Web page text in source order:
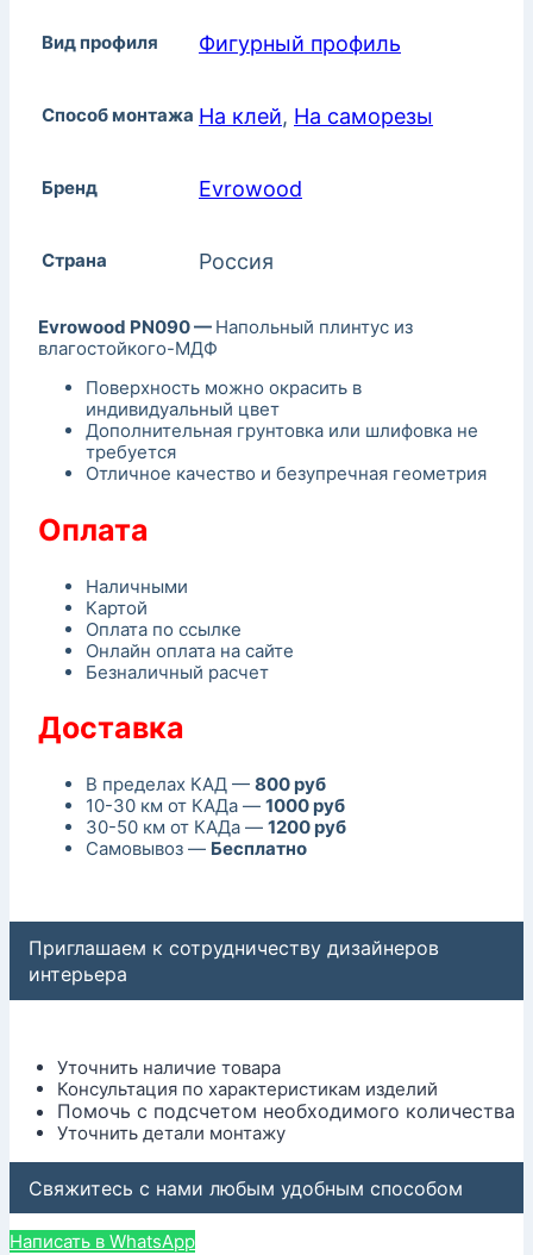
Вид профиля Фигурный профиль
Способ монтажа На клей, На саморезы
Бренд Evrowood
Страна Россия
Evrowood PN090 — Напольный плинтус из
влагостойкого-МДФ
Поверхность можно окрасить в
индивидуальный цвет
Дополнительная грунтовка или шлифовка не
требуется
Отличное качество и безупречная геометрия
Оплата
Наличными
Картой
Оплата по ссылке
Онлайн оплата на сайте
Безналичный расчет
Доставка
В пределах КАД — 800 руб
10-30 км от КАДа — 1000 руб
30-50 км от КАДа — 1200 руб
Самовывоз — Бесплатно
Приглашаем к сотрудничеству дизайнеров
интерьера
Уточнить наличие товара
Консультация по характеристикам изделий
Помочь с подсчетом необходимого количества
Уточнить детали монтажу
Свяжитесь с нами любым удобным способом
Написать в WhatsApp